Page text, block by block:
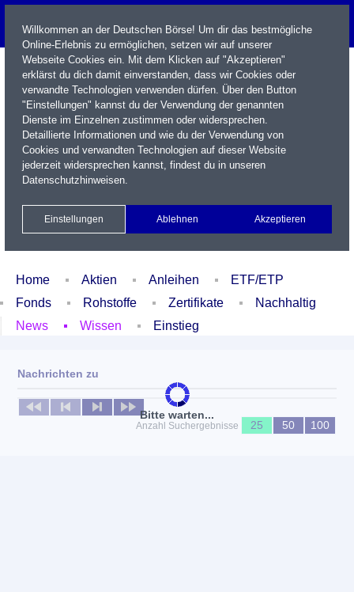
Name / WKN / ISIN / Kürzel
Xetra Realtime
Watchlist Portfolio Login
Home Aktien Anleihen
ETF/ETP
Fonds
Rohstoffe Zertifikate
Nachhaltig
News
Wissen Einstieg
Bitte warten...
Nachrichten zu
Keine News verfügbar
Anzahl Suchergebnisse
25 50 100
Willkommen an der Deutschen Börse! Um dir das bestmögliche
Online-Erlebnis zu ermöglichen, setzen wir auf unserer
Webseite Cookies ein. Mit dem Klicken auf "Akzeptieren"
erklärst du dich damit einverstanden, dass wir Cookies oder
verwandte Technologien verwenden dürfen. Über den Button
"Einstellungen" kannst du der Verwendung der genannten
Dienste im Einzelnen zustimmen oder widersprechen.
Detaillierte Informationen und wie du der Verwendung von
Cookies und verwandten Technologien auf dieser Website
jederzeit widersprechen kannst, findest du in unseren
Datenschutzhinweisen.
Einstellungen Ablehnen Akzeptieren